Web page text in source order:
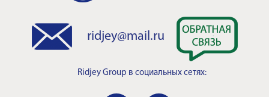
ridjey@mail.ru
Ridjey Group в социальных сетях: